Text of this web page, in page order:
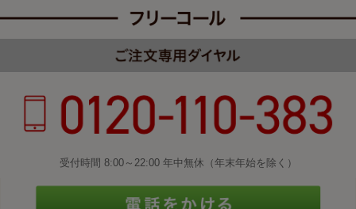
受付時間 8:00～22:00 年中無休（年末年始を除く）